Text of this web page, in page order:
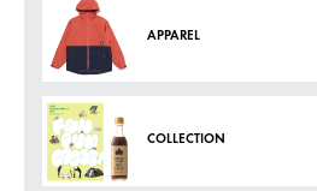
APPAREL
COLLECTION